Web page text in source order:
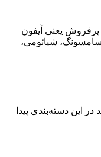
یعنی آیفون
شیائومی،
در این دسته‌بندی پیدا